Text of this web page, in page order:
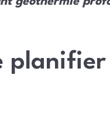
planifier